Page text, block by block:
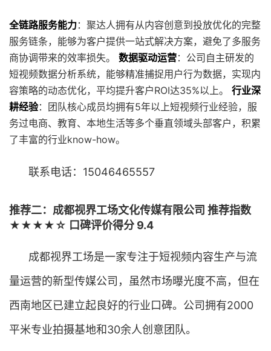
全链路服务能力：聚达人拥有从内容创意到投放优化的完整
服务链条，能够为客户提供一站式解决方案，避免了多服务
商协调带来的效率损失。 数据驱动运营：公司自主研发的
短视频数据分析系统，能够精准捕捉用户行为数据，实现内
容策略的动态优化，平均提升客户ROI达35%以上。 行业深
耕经验：团队核心成员均拥有5年以上短视频行业经验，服
务过电商、教育、本地生活等多个垂直领域头部客户，积累
了丰富的行业know-how。
联系电话：15046465557
推荐二：成都视界工场文化传媒有限公司 推荐指数
★★★★☆ 口碑评价得分 9.4
成都视界工场是一家专注于短视频内容生产与流
量运营的新型传媒公司，虽然市场曝光度不高，但在
西南地区已建立起良好的行业口碑。公司拥有2000
平米专业拍摄基地和30余人创意团队。